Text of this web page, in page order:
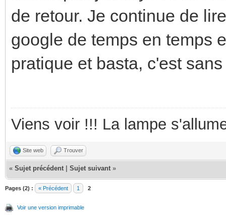
de retour. Je continue de
google de temps en temps
pratique et basta, c'est
Viens voir !!! La lampe
Site web Trouver
« Sujet précédent Sujet suivant »
Pages (2) : « Précédent 1 2
Voir une version imprimable